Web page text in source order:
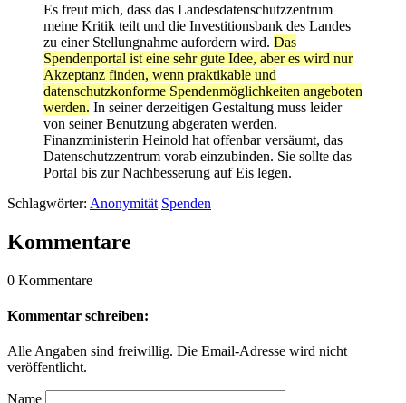
Es freut mich, dass das Landesdatenschutzzentrum
meine Kritik teilt und die Investitionsbank des Landes
zu einer Stellungnahme aufordern wird. Das
Spendenportal ist eine sehr gute Idee, aber es wird nur
Akzeptanz finden, wenn praktikable und
datenschutzkonforme Spendenmöglichkeiten angeboten
werden. In seiner derzeitigen Gestaltung muss leider
von seiner Benutzung abgeraten werden.
Finanzministerin Heinold hat offenbar versäumt, das
Datenschutzzentrum vorab einzubinden. Sie sollte das
Portal bis zur Nachbesserung auf Eis legen.
Schlagwörter: Anonymität Spenden
Kommentare
0 Kommentare
Kommentar schreiben:
Alle Angaben sind freiwillig. Die Email-Adresse wird nicht
veröffentlicht.
Name